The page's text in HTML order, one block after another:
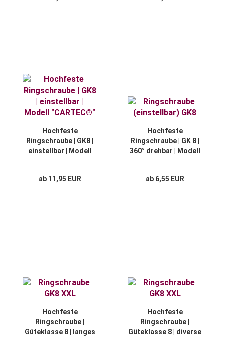
Hochfeste
Ringschraube | GK8 |
einstellbar | Modell
ab 11,95 EUR
Hochfeste
Ringschraube | GK 8 |
360° drehbar | Modell
ab 6,55 EUR
Hochfeste
Ringschraube |
Güteklasse 8 | langes
Hochfeste
Ringschraube |
Güteklasse 8 | diverse